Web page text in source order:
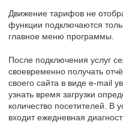
Движение тарифов не
функции подключаются
главное меню программы.
После подключения услуг
своевременно получать
своего сайта в виде e-mail
узнать время загрузки
количество посетителей. В
входит ежедневная